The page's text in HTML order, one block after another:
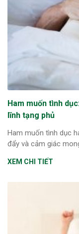
Ham muốn tình
lĩnh tạng phủ
Ham muốn tình dục
đẩy và cảm giác
XEM CHI TIẾT